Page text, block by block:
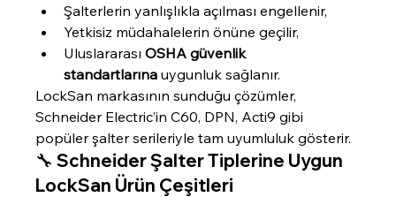
Şalterlerin yanlışlıkla açılması engellenir,
Yetkisiz müdahalelerin önüne geçilir,
Uluslararası OSHA güvenlik
standartlarına uygunluk sağlanır.
LockSan markasının sunduğu çözümler,
Schneider Electric’in C60, DPN, Acti9 gibi
popüler şalter serileriyle tam uyumluluk gösterir.
🔧 Schneider Şalter Tiplerine Uygun
LockSan Ürün Çeşitleri